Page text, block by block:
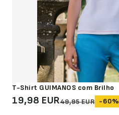
T-Shirt GUIMANOS com Brilho
19,98 EUR49,95 EUR -60%